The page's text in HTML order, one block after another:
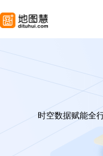
时空数据赋能全